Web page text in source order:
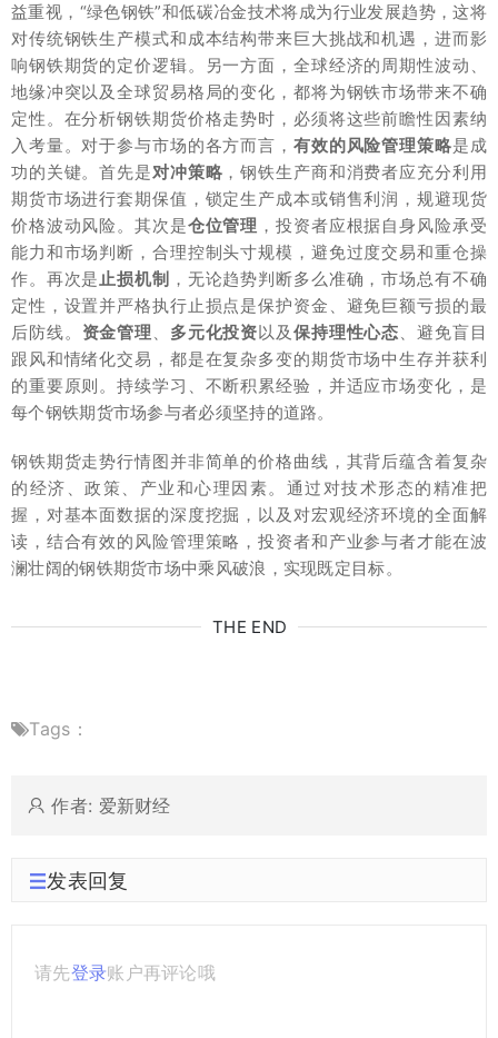
益重视，“绿色钢铁”和低碳冶金技术将成为行业发展趋势，这将
对传统钢铁生产模式和成本结构带来巨大挑战和机遇，进而影
响钢铁期货的定价逻辑。另一方面，全球经济的周期性波动、
地缘冲突以及全球贸易格局的变化，都将为钢铁市场带来不确
定性。在分析钢铁期货价格走势时，必须将这些前瞻性因素纳
入考量。对于参与市场的各方而言， 有效的风险管理策略是成
功的关键。首先是对冲策略 ，钢铁生产商和消费者应充分利用
期货市场进行套期保值，锁定生产成本或销售利润，规避现货
价格波动风险。其次是仓位管理 ，投资者应根据自身风险承受
能力和市场判断，合理控制头寸规模，避免过度交易和重仓操
作。再次是止损机制 ，无论趋势判断多么准确，市场总有不确
定性，设置并严格执行止损点是保护资金、避免巨额亏损的最
后防线。 资金管理 、 多元化投资以及 保持理性心态、避免盲目
跟风和情绪化交易，都是在复杂多变的期货市场中生存并获利
的重要原则。持续学习、不断积累经验，并适应市场变化，是
每个钢铁期货市场参与者必须坚持的道路。
钢铁期货走势行情图并非简单的价格曲线，其背后蕴含着复杂
的经济、政策、产业和心理因素。通过对技术形态的精准把
握，对基本面数据的深度挖掘，以及对宏观经济环境的全面解
读，结合有效的风险管理策略，投资者和产业参与者才能在波
澜壮阔的钢铁期货市场中乘风破浪，实现既定目标。
THE END
Tags：
作者: 爱新财经
发表回复
请先登录账户再评论哦